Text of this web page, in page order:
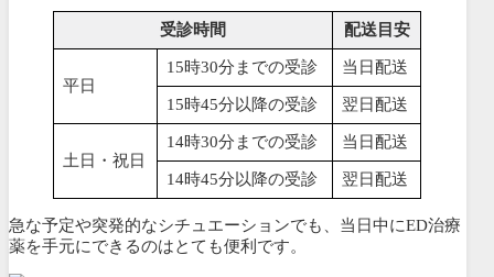
受診時間 配送目安
平日
15時30分までの受診 当日配送
15時45分以降の受診 翌日配送
土日・祝日
14時30分までの受診 当日配送
14時45分以降の受診 翌日配送
急な予定や突発的なシチュエーションでも、当日中にED治療
薬を手元にできるのはとても便利です。